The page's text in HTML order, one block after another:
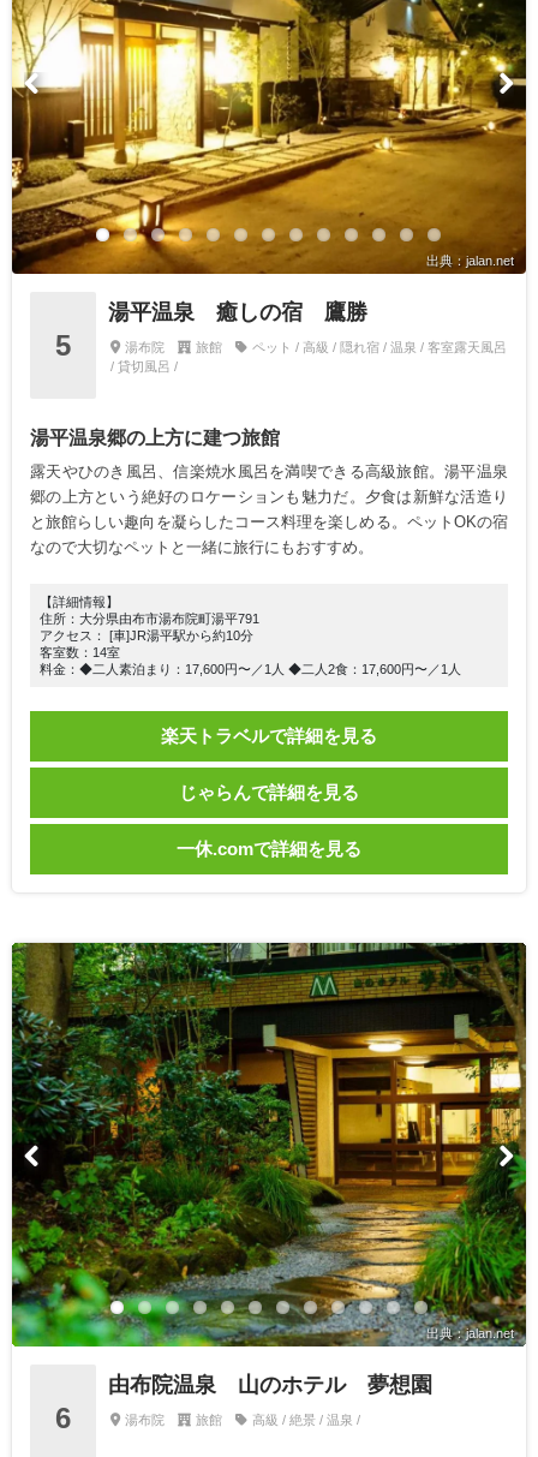
出典：jalan.net
5
湯平温泉 癒しの宿 鷹勝
湯布院 旅館
ペット / 高級 / 隠れ宿 / 温泉 / 客室露天風呂
/ 貸切風呂 /
湯平温泉郷の上方に建つ旅館
露天やひのき風呂、信楽焼水風呂を満喫できる高級旅館。湯平温泉
郷の上方という絶好のロケーションも魅力だ。夕食は新鮮な活造り
と旅館らしい趣向を凝らしたコース料理を楽しめる。ペットOKの宿
なので大切なペットと一緒に旅行にもおすすめ。
【詳細情報】
住所：大分県由布市湯布院町湯平791
アクセス： [車]JR湯平駅から約10分
客室数：14室
料金：◆二人素泊まり：17,600円〜／1人 ◆二人2食：17,600円〜／1人
楽天トラベルで詳細を見る
じゃらんで詳細を見る
一休.comで詳細を見る
出典：jalan.net
6
由布院温泉 山のホテル 夢想園
湯布院 旅館 高級 / 絶景 / 温泉 /